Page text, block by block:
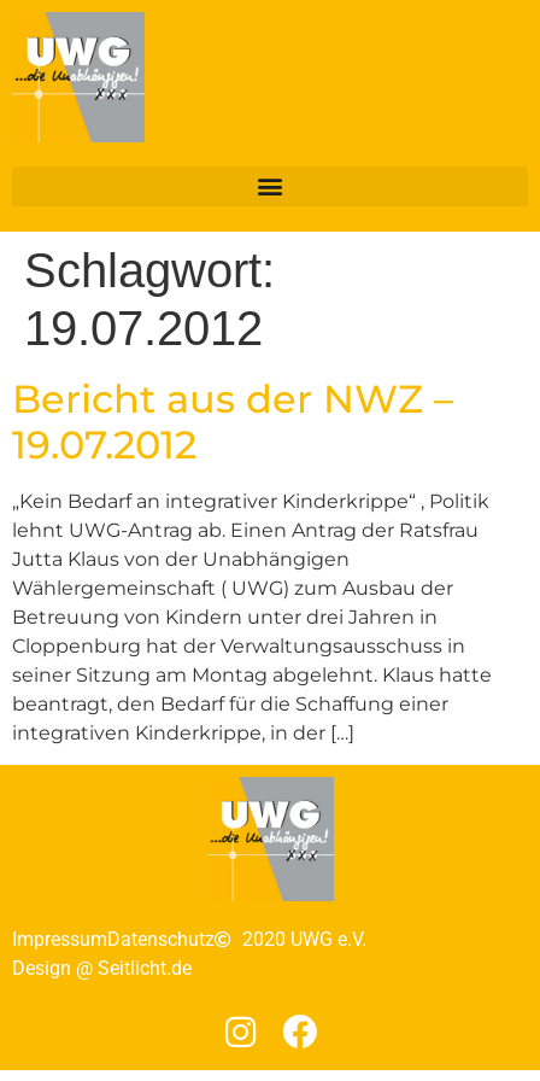
Schlagwort:
19.07.2012
Bericht aus der NWZ –
19.07.2012
„Kein Bedarf an integrativer Kinderkrippe“ , Politik
lehnt UWG-Antrag ab. Einen Antrag der Ratsfrau
Jutta Klaus von der Unabhängigen
Wählergemeinschaft ( UWG) zum Ausbau der
Betreuung von Kindern unter drei Jahren in
Cloppenburg hat der Verwaltungsausschuss in
seiner Sitzung am Montag abgelehnt. Klaus hatte
beantragt, den Bedarf für die Schaffung einer
integrativen Kinderkrippe, in der […]
ImpressumDatenschutz
2020 UWG e.V.
Design @ Seitlicht.de